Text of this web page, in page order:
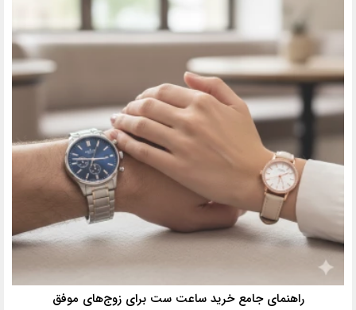
راهنمای جامع خرید ساعت ست برای زوج‌های موفق